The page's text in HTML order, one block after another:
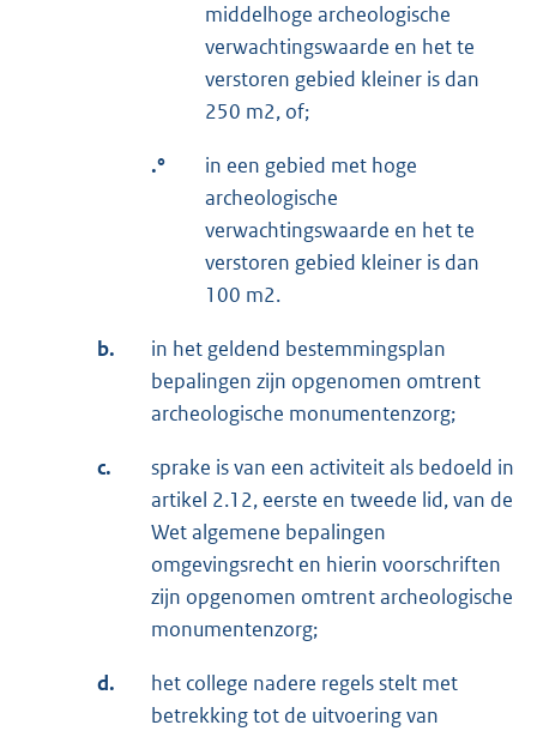
middelhoge archeologische
verwachtingswaarde en het te
verstoren gebied kleiner is dan
250 m2, of;
.°
in een gebied met hoge
archeologische
verwachtingswaarde en het te
verstoren gebied kleiner is dan
100 m2.
b.
in het geldend bestemmingsplan
bepalingen zijn opgenomen omtrent
archeologische monumentenzorg;
c.
sprake is van een activiteit als bedoeld in
artikel 2.12, eerste en tweede lid, van de
Wet algemene bepalingen
omgevingsrecht en hierin voorschriften
zijn opgenomen omtrent archeologische
monumentenzorg;
d.
het college nadere regels stelt met
betrekking tot de uitvoering van